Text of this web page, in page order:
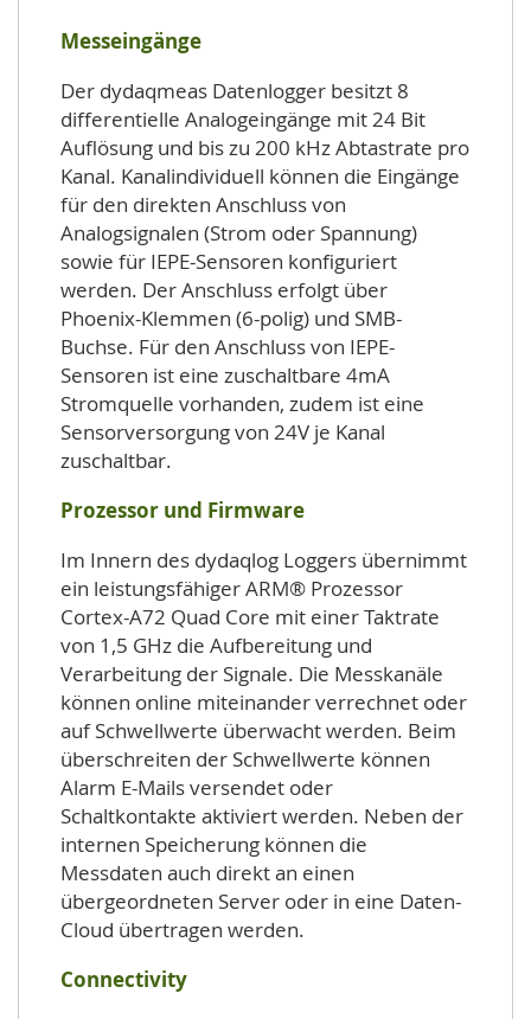
Messeingänge
Der dydaqmeas Datenlogger besitzt 8
differentielle Analogeingänge mit 24 Bit
Auflösung und bis zu 200 kHz Abtastrate pro
Kanal. Kanalindividuell können die Eingänge
für den direkten Anschluss von
Analogsignalen (Strom oder Spannung)
sowie für IEPE-Sensoren konfiguriert
werden. Der Anschluss erfolgt über
Phoenix-Klemmen (6-polig) und SMB-
Buchse. Für den Anschluss von IEPE-
Sensoren ist eine zuschaltbare 4mA
Stromquelle vorhanden, zudem ist eine
Sensorversorgung von 24V je Kanal
zuschaltbar.
Prozessor und Firmware
Im Innern des dydaqlog Loggers übernimmt
ein leistungsfähiger ARM® Prozessor
Cortex-A72 Quad Core mit einer Taktrate
von 1,5 GHz die Aufbereitung und
Verarbeitung der Signale. Die Messkanäle
können online miteinander verrechnet oder
auf Schwellwerte überwacht werden. Beim
überschreiten der Schwellwerte können
Alarm E-Mails versendet oder
Schaltkontakte aktiviert werden. Neben der
internen Speicherung können die
Messdaten auch direkt an einen
übergeordneten Server oder in eine Daten-
Cloud übertragen werden.
Connectivity